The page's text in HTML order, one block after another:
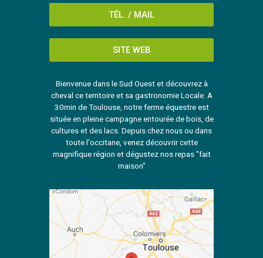
TÉL. / MAIL
SITE WEB
Bienvenue dans le Sud Ouest et découvrez à
cheval ce territoire et sa gastronomie Locale. A
30min de Toulouse, notre ferme équestre est
située en pleine campagne entourée de bois, de
cultures et des lacs. Depuis chez nous ou dans
toute l'occitane, venez découvrir cette
magnifique région et dégustez nos repas "fait
maison"